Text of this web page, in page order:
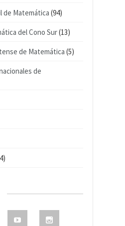
de Matemática (94)
del Cono Sur(13)
de Matemática (5)
de